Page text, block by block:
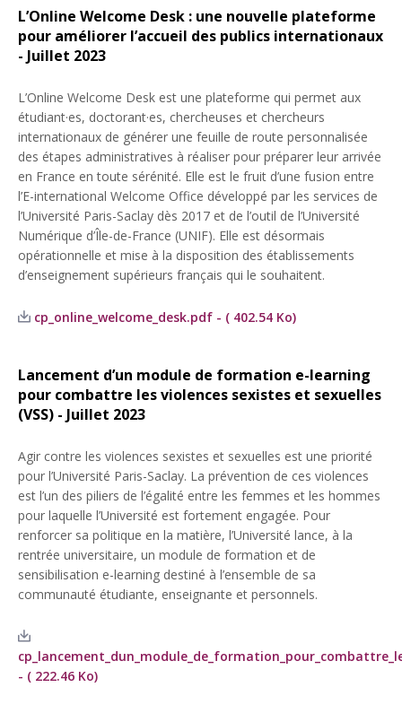
L’Online Welcome Desk : une nouvelle plateforme
pour améliorer l’accueil des publics internationaux
- Juillet 2023
L’Online Welcome Desk est une plateforme qui permet aux
étudiant·es, doctorant·es, chercheuses et chercheurs
internationaux de générer une feuille de route personnalisée
des étapes administratives à réaliser pour préparer leur arrivée
en France en toute sérénité. Elle est le fruit d’une fusion entre
l’E-international Welcome Office développé par les services de
l’Université Paris-Saclay dès 2017 et de l’outil de l’Université
Numérique d’Île-de-France (UNIF). Elle est désormais
opérationnelle et mise à la disposition des établissements
d’enseignement supérieurs français qui le souhaitent.
cp_online_welcome_desk.pdf - ( 402.54 Ko)
Lancement d’un module de formation e-learning
pour combattre les violences sexistes et sexuelles
(VSS) - Juillet 2023
Agir contre les violences sexistes et sexuelles est une priorité
pour l’Université Paris-Saclay. La prévention de ces violences
est l’un des piliers de l’égalité entre les femmes et les hommes
pour laquelle l’Université est fortement engagée. Pour
renforcer sa politique en la matière, l’Université lance, à la
rentrée universitaire, un module de formation et de
sensibilisation e-learning destiné à l’ensemble de sa
communauté étudiante, enseignante et personnels.
- ( 222.46 Ko)